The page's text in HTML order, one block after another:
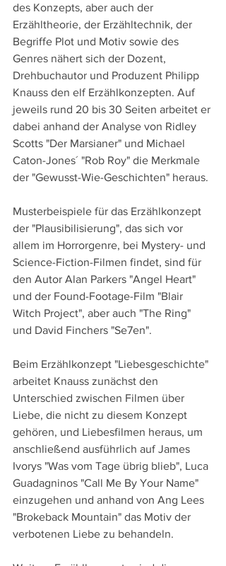
des Konzepts, aber auch der
Erzähltheorie, der Erzähltechnik, der
Begriffe Plot und Motiv sowie des
Genres nähert sich der Dozent,
Drehbuchautor und Produzent Philipp
Knauss den elf Erzählkonzepten. Auf
jeweils rund 20 bis 30 Seiten arbeitet er
dabei anhand der Analyse von Ridley
Scotts "Der Marsianer" und Michael
Caton-Jones´ "Rob Roy" die Merkmale
der "Gewusst-Wie-Geschichten" heraus.
Musterbeispiele für das Erzählkonzept
der "Plausibilisierung", das sich vor
allem im Horrorgenre, bei Mystery- und
Science-Fiction-Filmen findet, sind für
den Autor Alan Parkers "Angel Heart"
und der Found-Footage-Film "Blair
Witch Project", aber auch "The Ring"
und David Finchers "Se7en".
Beim Erzählkonzept "Liebesgeschichte"
arbeitet Knauss zunächst den
Unterschied zwischen Filmen über
Liebe, die nicht zu diesem Konzept
gehören, und Liebesfilmen heraus, um
anschließend ausführlich auf James
Ivorys "Was vom Tage übrig blieb", Luca
Guadagninos "Call Me By Your Name"
einzugehen und anhand von Ang Lees
"Brokeback Mountain" das Motiv der
verbotenen Liebe zu behandeln.